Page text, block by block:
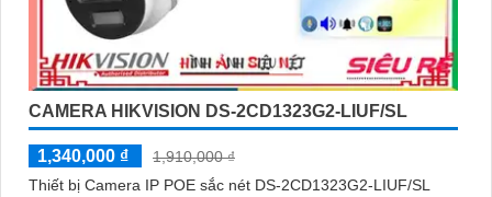
CAMERA HIKVISION DS-2CD1323G2-LIUF/SL
1,340,000 ₫
1,910,000 ₫
Thiết bị Camera IP POE sắc nét DS-2CD1323G2-LIUF/SL